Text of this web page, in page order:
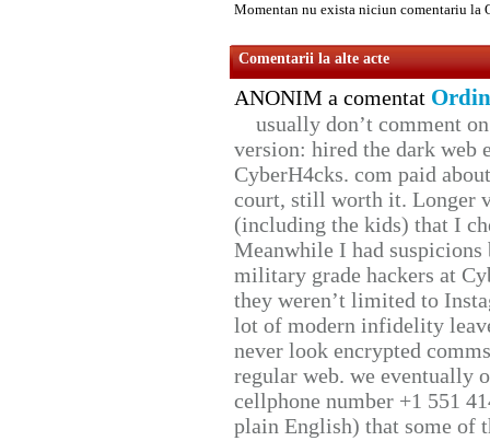
Momentan nu exista niciun comentariu la
Comentarii la alte acte
ANONIM a comentat
usually don’t comment
version: hired the dark web
CyberH4cks. com paid
court, still worth it. Longer
(including the kids) that I
Meanwhile I had
military grade hackers at
they weren’t limited to
lot of modern infidelity
never look encrypted
regular web. we eventually
cellphone number +1 551
plain English) that some of